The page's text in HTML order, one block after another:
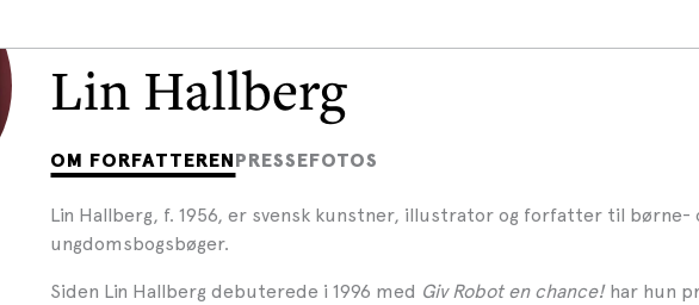
Lin Hallberg
OM FORFATTEREN PRESSEFOTOS
Lin Hallberg, f. 1956, er svensk kunstner, illustrator og forfatter til børne-
ungdomsbogsbøger.
Siden Lin Hallberg debuterede i 1996 med Giv Robot en chance!har hun